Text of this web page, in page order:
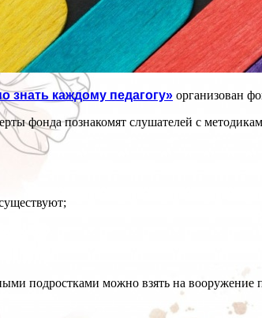
знать каждому педагогу» организован
фонда познакомят слушателей с
подростками можно взять на вооружение